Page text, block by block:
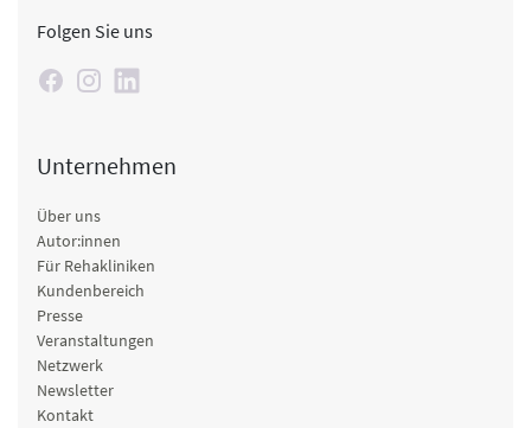
Folgen Sie uns
Unternehmen
Über uns
Autor:innen
Für Rehakliniken
Kundenbereich
Presse
Veranstaltungen
Netzwerk
Newsletter
Kontakt